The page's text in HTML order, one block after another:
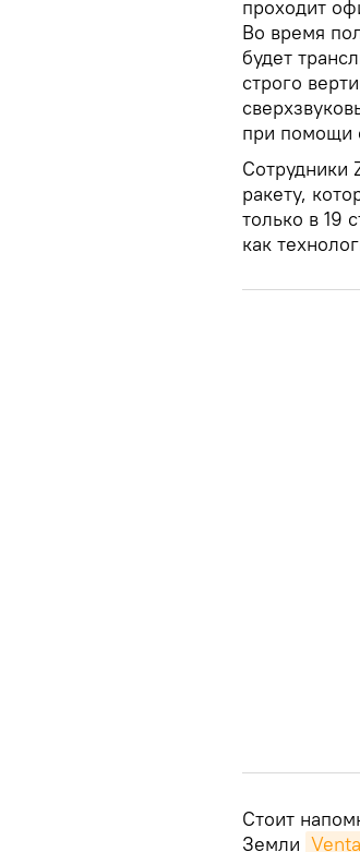
проходит
Во время
будет
строго
при помощи
Сотрудники
ракету,
только в 19
как
Стоит
Земли